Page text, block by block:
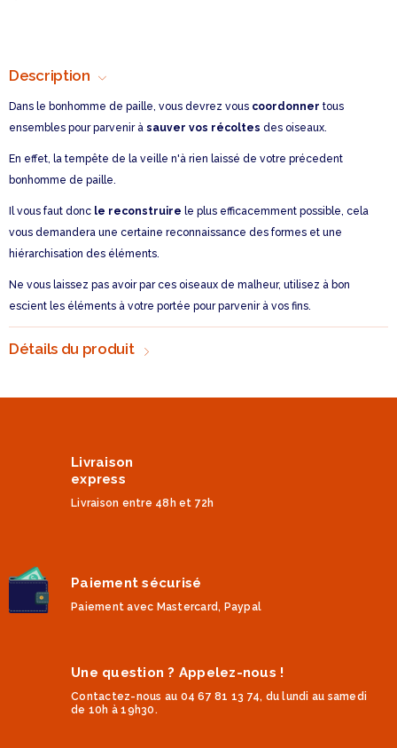
Description
Dans le bonhomme de paille, vous devrez vous coordonner tous
ensembles pour parvenir à sauver vos récoltes des oiseaux.
En effet, la tempête de la veille n'à rien laissé de votre précedent
bonhomme de paille.
Il vous faut donc le reconstruire le plus efficacemment possible, cela
vous demandera une certaine reconnaissance des formes et une
hiérarchisation des éléments.
Ne vous laissez pas avoir par ces oiseaux de malheur, utilisez à bon
escient les éléments à votre portée pour parvenir à vos fins.
Détails du produit
Livraison
express
Livraison entre 48h et 72h
Paiement sécurisé
Paiement avec Mastercard, Paypal
Une question ? Appelez-nous !
Contactez-nous au 04 67 81 13 74, du lundi au samedi
de 10h à 19h30.